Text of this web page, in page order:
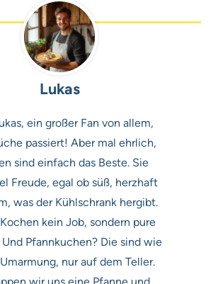
Lukas
ein großer Fan von allem,
passiert! Aber mal ehrlich,
sind einfach das Beste. Sie
Freude, egal ob süß, herzhaft
was der Kühlschrank hergibt.
kein Job, sondern pure
Pfannkuchen? Die sind wie
nur auf dem Teller.